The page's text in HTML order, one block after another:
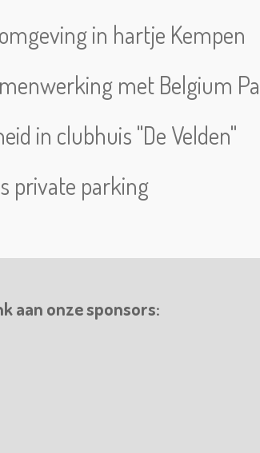
in hartje Kempen
met Belgium
in clubhuis "De Velden"
private parking
aan onze sponsors: